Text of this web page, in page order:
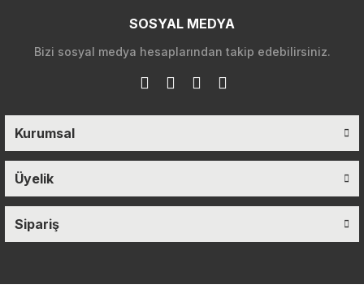
SOSYAL MEDYA
Bizi sosyal medya hesaplarından takip edebilirsiniz.
Kurumsal
Üyelik
Sipariş